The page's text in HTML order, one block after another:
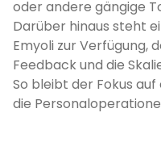
oder andere gängige
Darüber hinaus steht
Emyoli zur Verfügung,
Feedback und die
So bleibt der Fokus
die